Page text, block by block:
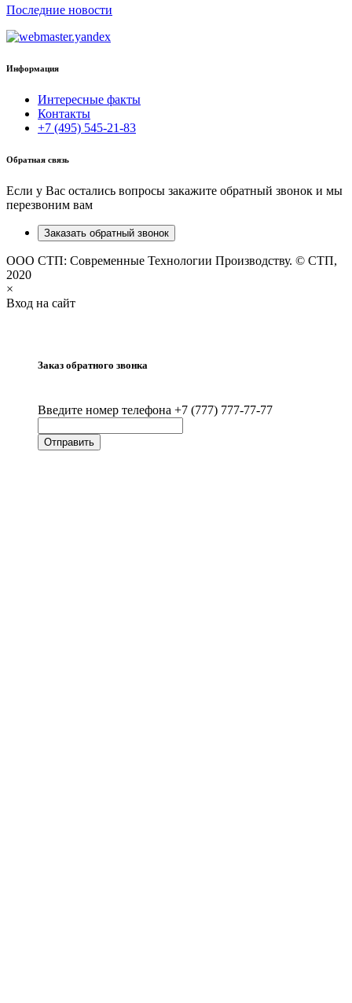
Последние новости
Информация
Интересные факты
Контакты
+7 (495) 545-21-83
Обратная связь
Если у Вас остались вопросы закажите обратный звонок и мы
перезвоним вам
Заказать обратный звонок
ООО СТП: Современные Технологии Производству. © СТП,
2020
×
Вход на сайт
Заказ обратного звонка
Введите номер телефона +7 (777) 777-77-77
Отправить